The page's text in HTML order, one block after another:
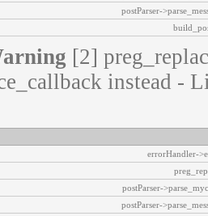
postParser-
[2]
instead -
errorHandler-
postParser-
postParser-